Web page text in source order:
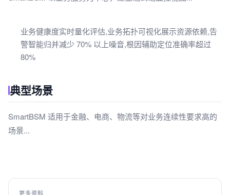
业务健康度实时量化评估,业务拓扑可视化展示资源依赖,告
警智能归并减少 70% 以上噪音,根因辅助定位准确率超过
80%
典型场景
SmartBSM 适用于金融、电商、物流等对业务连续性要求高的
场景...
更多资料